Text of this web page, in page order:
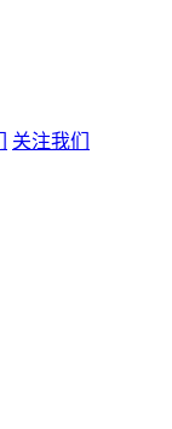
关注我们